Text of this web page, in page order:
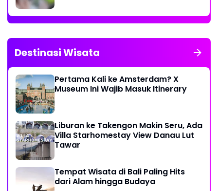
Destinasi Wisata
Pertama Kali ke Amsterdam? X
Museum Ini Wajib Masuk Itinerary
Liburan ke Takengon Makin Seru, Ada
Villa Starhomestay View Danau Lut
Tawar
Tempat Wisata di Bali Paling Hits
dari Alam hingga Budaya